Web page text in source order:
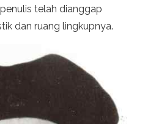
telah dianggap
dan ruang lingkupnya.